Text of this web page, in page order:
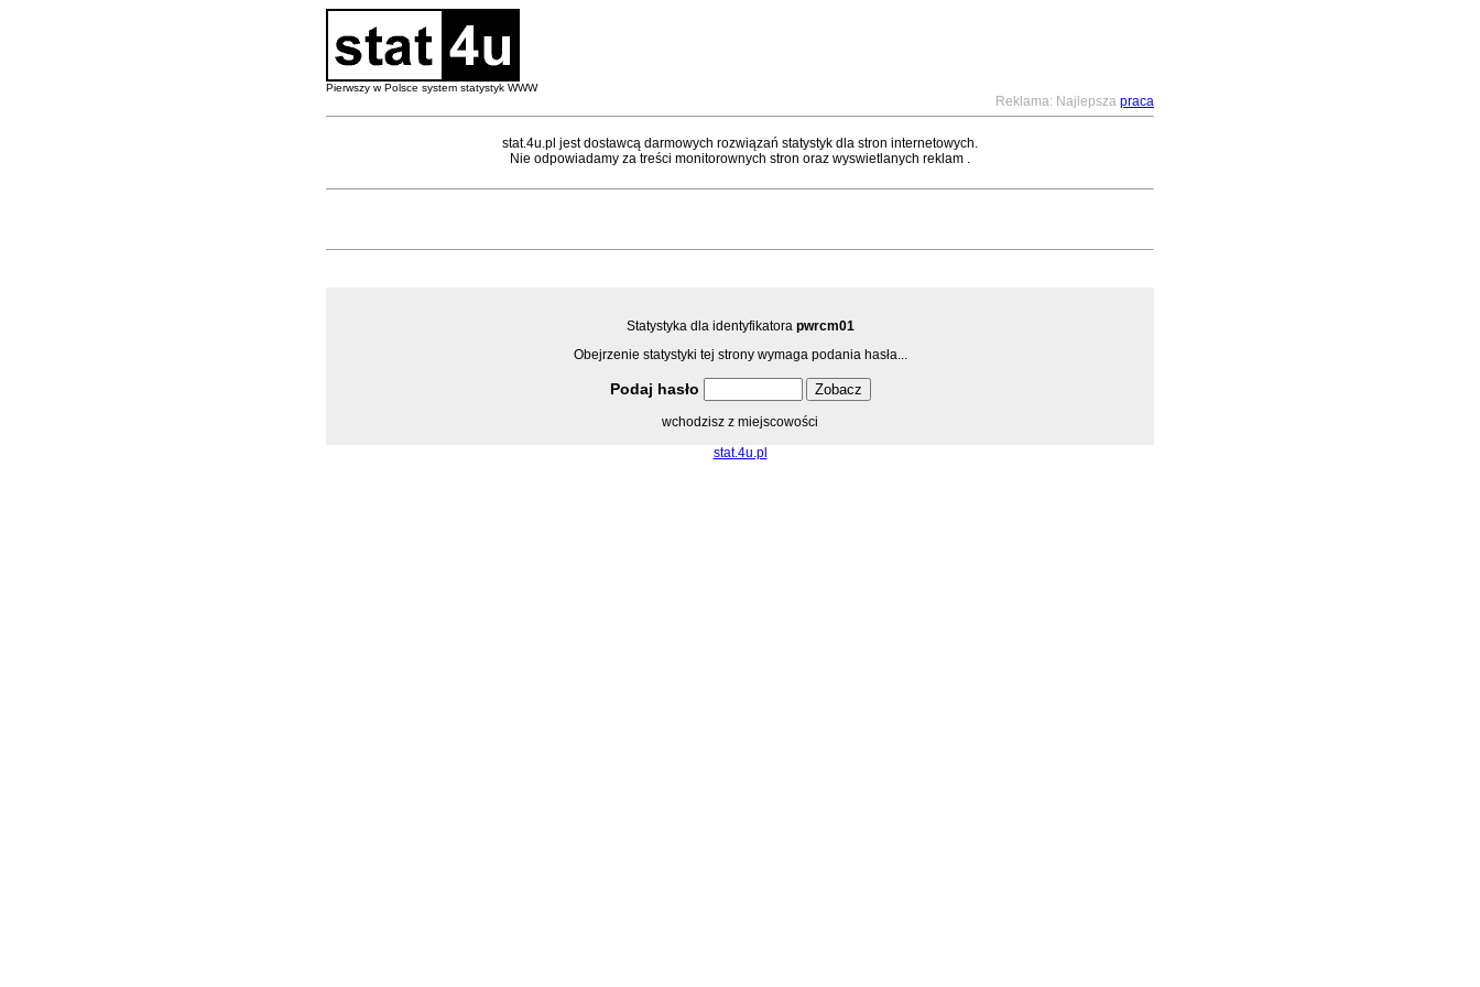
Pierwszy w Polsce system statystyk WWW
Reklama: Najlepsza praca
stat.4u.pl jest dostawcą darmowych rozwiązań statystyk dla stron internetowych.
Nie odpowiadamy za treści monitorownych stron oraz wyswietlanych reklam .
Statystyka dla identyfikatora pwrcm01
Obejrzenie statystyki tej strony wymaga podania hasła...
Podaj hasło
wchodzisz z miejscowości
stat.4u.pl